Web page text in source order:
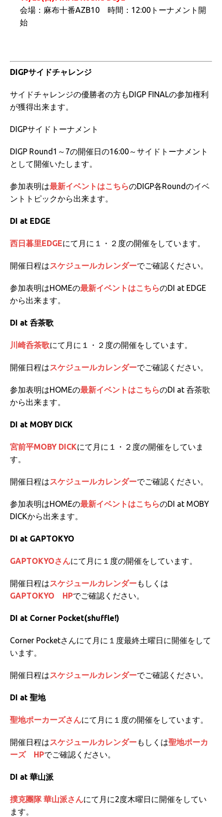
会場：麻布十番AZB10 時間：12:00トーナメント開
始
DIGPサイドチャレンジ
サイドチャレンジの優勝者の方もDIGP FINALの参加権利
が獲得出来ます。
DIGPサイドトーナメント
DIGP Round1～7の開催日の16:00～サイドトーナメント
として開催いたします。
参加表明は最新イベントはこちらのDIGP各Roundのイベ
ントトピックから出来ます。
DI at EDGE
西日暮里EDGEにて月に１・２度の開催をしています。
開催日程はスケジュールカレンダーでご確認ください。
参加表明はHOMEの最新イベントはこちらのDI at EDGE
から出来ます。
DI at 呑茶歌
川崎呑茶歌にて月に１・２度の開催をしています。
開催日程はスケジュールカレンダーでご確認ください。
参加表明はHOMEの最新イベントはこちらのDI at 呑茶歌
から出来ます。
DI at MOBY DICK
宮前平MOBY DICKにて月に１・２度の開催をしていま
す。
開催日程はスケジュールカレンダーでご確認ください。
参加表明はHOMEの最新イベントはこちらのDI at MOBY
DICKから出来ます。
DI at GAPTOKYO
GAPTOKYOさんにて月に１度の開催をしています。
開催日程はスケジュールカレンダーもしくは
GAPTOKYO HPでご確認ください。
DI at Corner Pocket(shuffle!)
Corner Pocketさんにて月に１度最終土曜日に開催をして
います。
開催日程はスケジュールカレンダーでご確認ください。
DI at 聖地
聖地ポーカーズさんにて月に１度の開催をしています。
開催日程はスケジュールカレンダーもしくは聖地ポーカ
ーズ HPでご確認ください。
DI at 華山派
撲克團隊 華山派さんにて月に2度木曜日に開催をしてい
ます。